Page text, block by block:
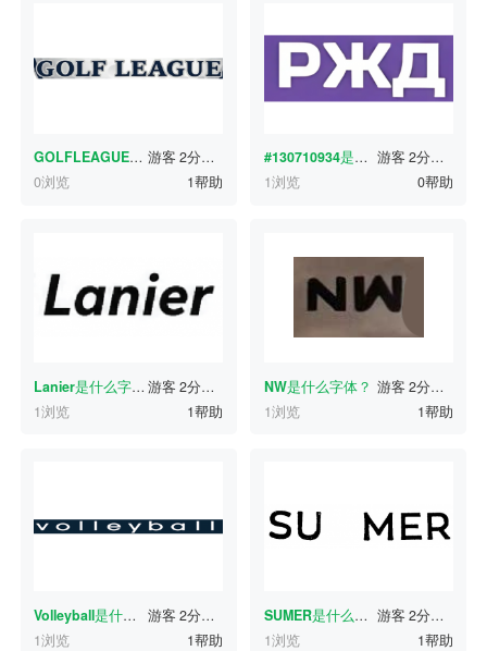
GOLFLEAGUE
是什么字体？
游客 2分钟前
0浏览
1帮助
#130710934是什么字体？ 游客 2分钟前
1浏览
0帮助
Lanier是什么字体？ 游客 2分钟前
1浏览
1帮助
NW是什么字体？ 游客 2分钟前
1浏览
1帮助
Volleyball是什么字体？ 游客 2分钟前
1浏览
1帮助
SUMER是什么字体？ 游客 2分钟前
1浏览
1帮助